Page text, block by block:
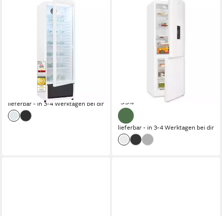
Getränkekühlschrank
GKS5260-GT-431D
54 x 172.5 x 56 cm B/H/T
Kapazität Kühlen
Produktdatenblatt
479,95 € UVP
879,00 €
mtl. in 36 Raten
lieferbar - in 3-4 Werktagen bei dir
Kühl-/Gefrierkombination
KGC5320-95-E-WS-040C
60 x 185.8 x 60.5 cm
Kapazität Kühlen
Kapazität Frieren
Produktdatenblatt
UVP1.049,00 €
mtl. in 36 Raten
-53%
lieferbar - in 3-4 Werktagen bei dir